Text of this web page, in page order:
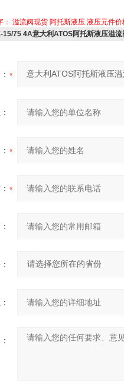
： 溢流阀现货 阿托斯液压 液压元件价
15/75 4A意大利ATOS阿托斯液压溢流